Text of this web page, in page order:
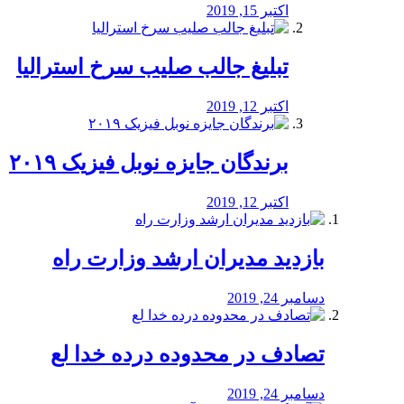
اکتبر 15, 2019
تبلیغ جالب صلیب سرخ استرالیا
اکتبر 12, 2019
برندگان جایزه نوبل فیزیک ۲۰۱۹
اکتبر 12, 2019
بازدید مدیران ارشد وزارت راه
دسامبر 24, 2019
تصادف در محدوده درده خدا لع
دسامبر 24, 2019